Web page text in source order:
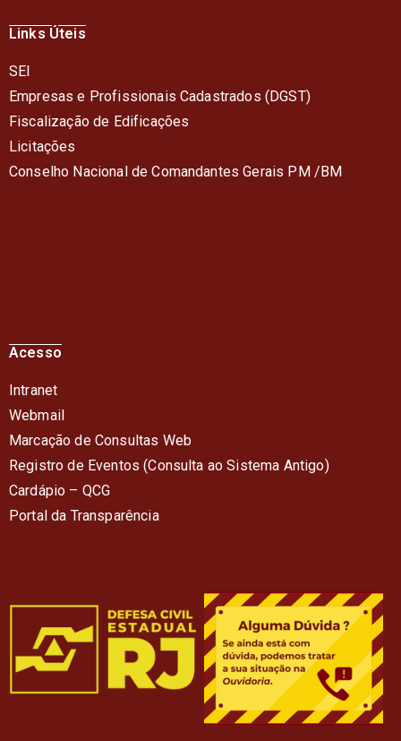
Links Úteis
SEI
Empresas e Profissionais Cadastrados (DGST)
Fiscalização de Edificações
Licitações
Conselho Nacional de Comandantes Gerais PM /BM
Acesso
Intranet
Webmail
Marcação de Consultas Web
Registro de Eventos (Consulta ao Sistema Antigo)
Cardápio – QCG
Portal da Transparência